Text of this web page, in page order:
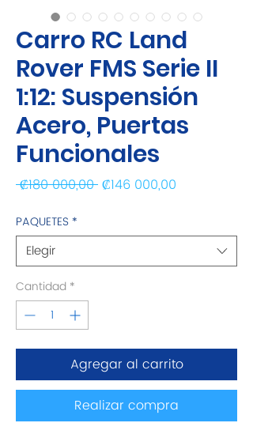
Carro RC Land
Rover FMS Serie II
1:12: Suspensión
Acero, Puertas
Funcionales
₡180 000,00 Precio
₡146 000,00
PAQUETES *
Elegir
Cantidad *
Agregar al carrito
Realizar compra